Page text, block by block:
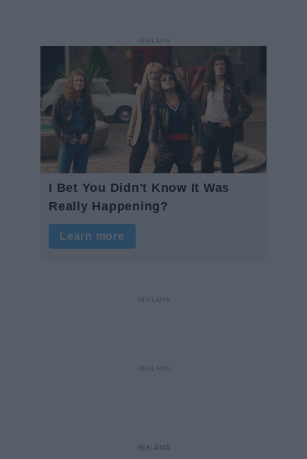
REKLAMA
REKLAMA
REKLAMA
REKLAMA